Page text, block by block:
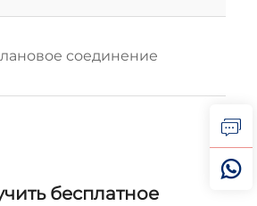
соединение
бесплатное